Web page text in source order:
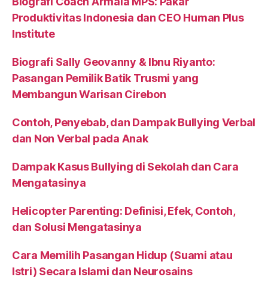
Produktivitas Indonesia dan CEO Human Plus
Institute
Biografi Sally Geovanny & Ibnu Riyanto:
Pasangan Pemilik Batik Trusmi yang
Membangun Warisan Cirebon
Contoh, Penyebab, dan Dampak Bullying Verbal
dan Non Verbal pada Anak
Dampak Kasus Bullying di Sekolah dan Cara
Mengatasinya
Helicopter Parenting: Definisi, Efek, Contoh,
dan Solusi Mengatasinya
Cara Memilih Pasangan Hidup (Suami atau
Istri) Secara Islami dan Neurosains